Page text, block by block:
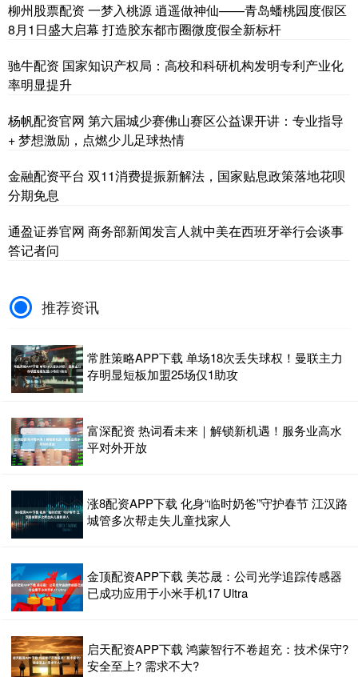
柳州股票配资 一梦入桃源 逍遥做神仙——青岛蟠桃园度假区
8月1日盛大启幕 打造胶东都市圈微度假全新标杆
驰牛配资 国家知识产权局：高校和科研机构发明专利产业化
率明显提升
杨帆配资官网 第六届城少赛佛山赛区公益课开讲：专业指导
+ 梦想激励，点燃少儿足球热情
金融配资平台 双11消费提振新解法，国家贴息政策落地花呗
分期免息
通盈证券官网 商务部新闻发言人就中美在西班牙举行会谈事
答记者问
推荐资讯
常胜策略APP下载 单场18次丢失球权！曼联主力
存明显短板加盟25场仅1助攻
富深配资 热词看未来｜解锁新机遇！服务业高水
平对外开放
涨8配资APP下载 化身“临时奶爸”守护春节 江汉路
城管多次帮走失儿童找家人
金顶配资APP下载 美芯晟：公司光学追踪传感器
已成功应用于小米手机17 Ultra
启天配资APP下载 鸿蒙智行不卷超充：技术保守?
安全至上? 需求不大?